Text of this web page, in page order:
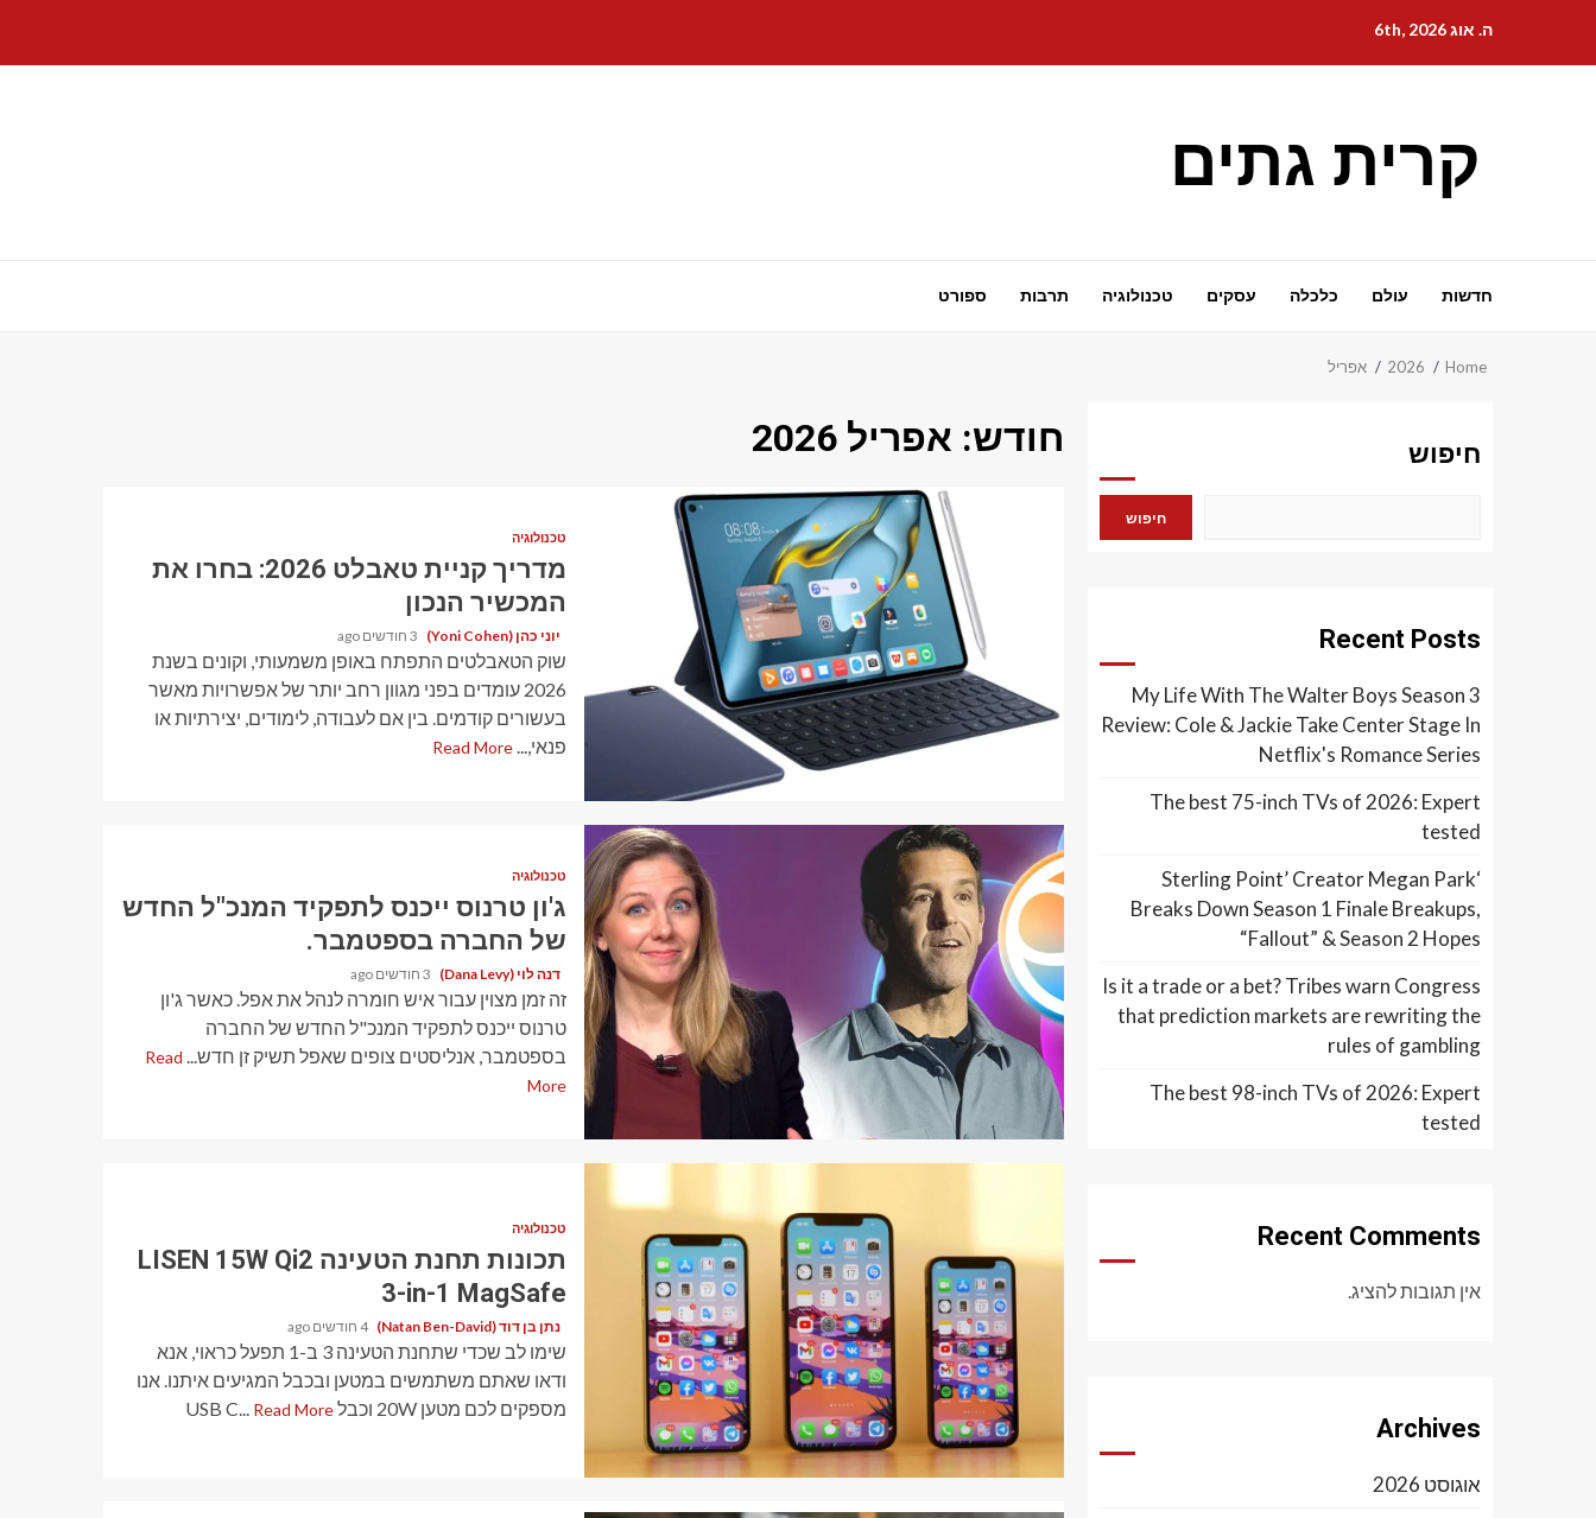
content
ה. אוג 6th, 2026
קרית גתים
חדשות עולם כלכלה עסקים טכנולוגיה תרבות ספורט
Home
2026 אפריל
חודש: אפריל 2026
טכנולוגיה
מדריך קניית טאבלט 2026: בחרו את
המכשיר הנכון
יוני כהן (Yoni Cohen) 3 חודשים ago
שוק הטאבלטים התפתח באופן משמעותי, וקונים בשנת
2026 עומדים בפני מגוון רחב יותר של אפשרויות מאשר
בעשורים קודמים. בין אם לעבודה, לימודים, יצירתיות או
פנאי,...Read More
טכנולוגיה
ג'ון טרנוס ייכנס לתפקיד המנכ"ל החדש
של החברה בספטמבר.
דנה לוי (Dana Levy) 3 חודשים ago
זה זמן מצוין עבור איש חומרה לנהל את אפל. כאשר ג'ון
טרנוס ייכנס לתפקיד המנכ"ל החדש של החברה
בספטמבר, אנליסטים צופים שאפל תשיק זן חדש... Read
More
טכנולוגיה
תכונות תחנת הטעינה LISEN 15W Qi2
3-in-1 MagSafe
נתן בן דוד (Natan Ben-David) 4 חודשים ago
שימו לב שכדי שתחנת הטעינה 3 ב-1 תפעל כראוי, אנא
ודאו שאתם משתמשים במטען ובכבל המגיעים איתנו. אנו
מספקים לכם מטען 20W וכבל USB C...
Read More
חיפוש
חיפוש
Recent Posts
My Life With The Walter Boys Season 3
Review: Cole & Jackie Take Center Stage In
Netflix's Romance Series
The best 75-inch TVs of 2026: Expert
tested
‘Sterling Point’ Creator Megan Park
Breaks Down Season 1 Finale Breakups,
“Fallout” & Season 2 Hopes
Is it a trade or a bet? Tribes warn Congress
that prediction markets are rewriting the
rules of gambling
The best 98-inch TVs of 2026: Expert
tested
Recent Comments
אין תגובות להציג.
Archives
אוגוסט 2026